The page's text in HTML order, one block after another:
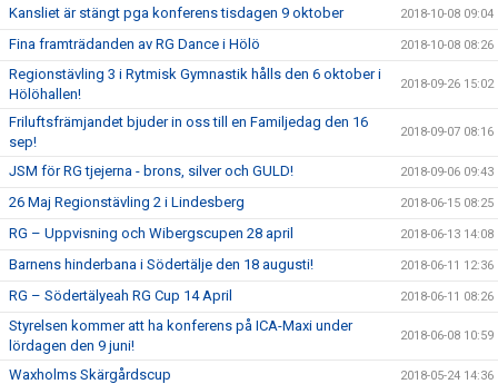
Kansliet är stängt pga konferens tisdagen 9 oktober 2018-10-08 09:04
Fina framträdanden av RG Dance i Hölö 2018-10-08 08:26
Regionstävling 3 i Rytmisk Gymnastik hålls den 6 oktober i
Hölöhallen!
2018-09-26 15:02
Friluftsfrämjandet bjuder in oss till en Familjedag den 16
sep!
2018-09-07 08:16
JSM för RG tjejerna - brons, silver och GULD! 2018-09-06 09:43
26 Maj Regionstävling 2 i Lindesberg 2018-06-15 08:25
RG – Uppvisning och Wibergscupen 28 april 2018-06-13 14:08
Barnens hinderbana i Södertälje den 18 augusti! 2018-06-11 12:36
RG – Södertälyeah RG Cup 14 April 2018-06-11 08:26
Styrelsen kommer att ha konferens på ICA-Maxi under
lördagen den 9 juni!
2018-06-08 10:59
Waxholms Skärgårdscup 2018-05-24 14:36